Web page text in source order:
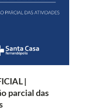
|
parcial das